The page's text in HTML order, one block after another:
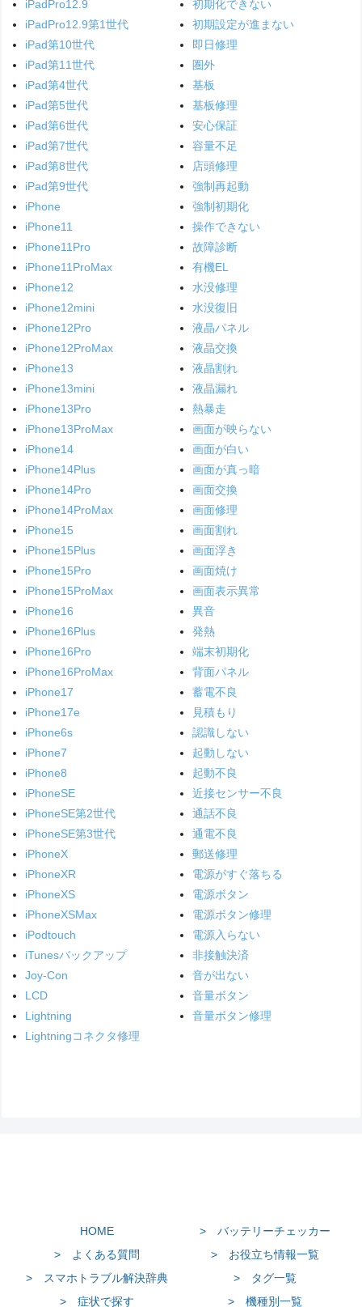
iPadPro12.9
iPadPro12.9第1世代
iPad第10世代
iPad第11世代
iPad第4世代
iPad第5世代
iPad第6世代
iPad第7世代
iPad第8世代
iPad第9世代
iPhone
iPhone11
iPhone11Pro
iPhone11ProMax
iPhone12
iPhone12mini
iPhone12Pro
iPhone12ProMax
iPhone13
iPhone13mini
iPhone13Pro
iPhone13ProMax
iPhone14
iPhone14Plus
iPhone14Pro
iPhone14ProMax
iPhone15
iPhone15Plus
iPhone15Pro
iPhone15ProMax
iPhone16
iPhone16Plus
iPhone16Pro
iPhone16ProMax
iPhone17
iPhone17e
iPhone6s
iPhone7
iPhone8
iPhoneSE
iPhoneSE第2世代
iPhoneSE第3世代
iPhoneX
iPhoneXR
iPhoneXS
iPhoneXSMax
iPodtouch
iTunesバックアップ
Joy-Con
LCD
Lightning
Lightningコネクタ修理
初期化できない
初期設定が進まない
即日修理
圏外
基板
基板修理
安心保証
容量不足
店頭修理
強制再起動
強制初期化
操作できない
故障診断
有機EL
水没修理
水没復旧
液晶パネル
液晶交換
液晶割れ
液晶漏れ
熱暴走
画面が映らない
画面が白い
画面が真っ暗
画面交換
画面修理
画面割れ
画面浮き
画面焼け
画面表示異常
異音
発熱
端末初期化
背面パネル
蓄電不良
見積もり
認識しない
起動しない
起動不良
近接センサー不良
通話不良
通電不良
郵送修理
電源がすぐ落ちる
電源ボタン
電源ボタン修理
電源入らない
非接触決済
音が出ない
音量ボタン
音量ボタン修理
HOME
> バッテリーチェッカー
> よくある質問
> お役立ち情報一覧
> スマホトラブル解決辞典
> タグ一覧
> 症状で探す
> 機種別一覧